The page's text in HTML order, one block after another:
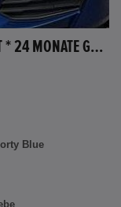
HONDA CIVIC CIVIC 1.4 I-VTEC COMFORT * 24 MONATE GARANTIE *
Blue